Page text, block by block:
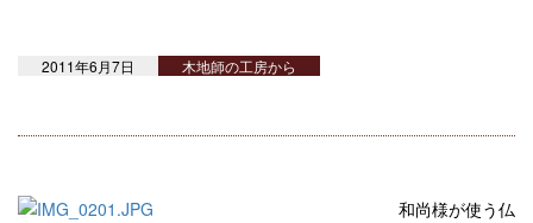
2011年6月7日 木地師の工房から
和尚様が使う仏